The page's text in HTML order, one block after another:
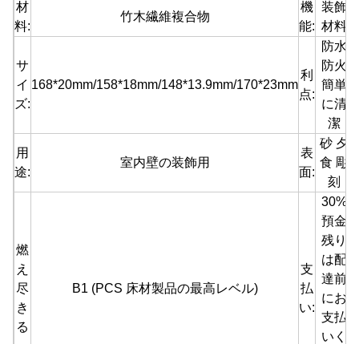
材
料:
竹木繊維複合物
機
能:
装飾
材料
サ
イ
ズ:
168*20mm/158*18mm/148*13.9mm/170*23mm
利
点:
防水
防火
簡単
に清
潔
用
途:
室内壁の装飾用
表
面:
砂 夕
食 彫
刻
燃
え
尽
き
る
B1 (PCS 床材製品の最高レベル)
支
払
い:
30%
預金
残り
は配
達前
にお
支払
いく